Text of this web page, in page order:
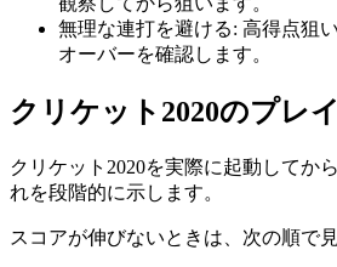
無理な連打を避ける: 高得点狙
オーバーを確認します。
クリケット2020のプレ
クリケット2020を実際に起動してか
れを段階的に示します。
スコアが伸びないときは、次の順で